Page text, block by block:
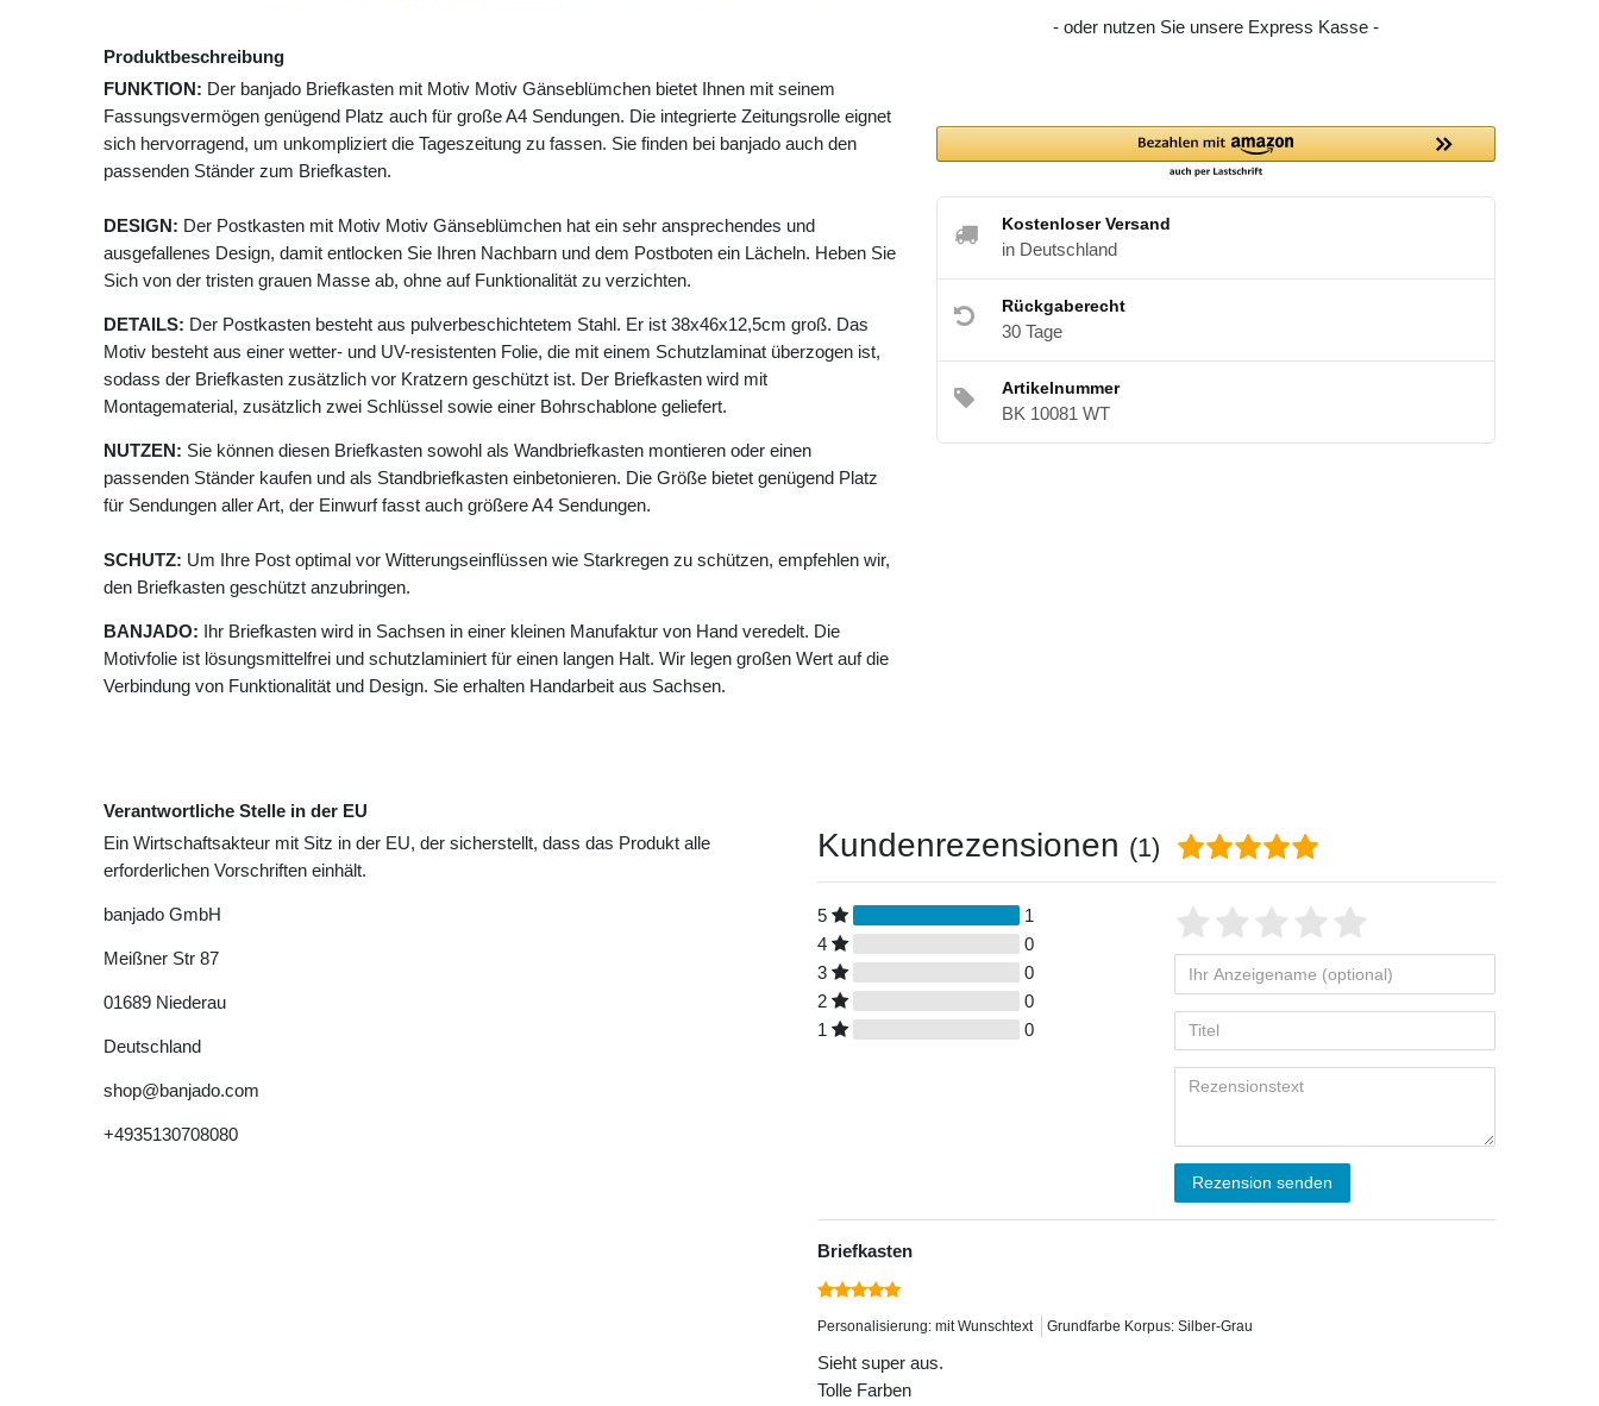
Produktbeschreibung
FUNKTION: Der banjado Briefkasten mit Motiv Motiv Gänseblümchen bietet Ihnen mit seinem
Fassungsvermögen genügend Platz auch für große A4 Sendungen. Die integrierte Zeitungsrolle eignet
sich hervorragend, um unkompliziert die Tageszeitung zu fassen. Sie finden bei banjado auch den
passenden Ständer zum Briefkasten.
DESIGN: Der Postkasten mit Motiv Motiv Gänseblümchen hat ein sehr ansprechendes und
ausgefallenes Design, damit entlocken Sie Ihren Nachbarn und dem Postboten ein Lächeln. Heben Sie
Sich von der tristen grauen Masse ab, ohne auf Funktionalität zu verzichten.
DETAILS: Der Postkasten besteht aus pulverbeschichtetem Stahl. Er ist 38x46x12,5cm groß. Das
Motiv besteht aus einer wetter- und UV-resistenten Folie, die mit einem Schutzlaminat überzogen ist,
sodass der Briefkasten zusätzlich vor Kratzern geschützt ist. Der Briefkasten wird mit
Montagematerial, zusätzlich zwei Schlüssel sowie einer Bohrschablone geliefert.
NUTZEN: Sie können diesen Briefkasten sowohl als Wandbriefkasten montieren oder einen
passenden Ständer kaufen und als Standbriefkasten einbetonieren. Die Größe bietet genügend Platz
für Sendungen aller Art, der Einwurf fasst auch größere A4 Sendungen.
SCHUTZ: Um Ihre Post optimal vor Witterungseinflüssen wie Starkregen zu schützen, empfehlen wir,
den Briefkasten geschützt anzubringen.
BANJADO: Ihr Briefkasten wird in Sachsen in einer kleinen Manufaktur von Hand veredelt. Die
Motivfolie ist lösungsmittelfrei und schutzlaminiert für einen langen Halt. Wir legen großen Wert auf die
Verbindung von Funktionalität und Design. Sie erhalten Handarbeit aus Sachsen.
- oder nutzen Sie unsere Express Kasse -
Kostenloser Versand
in Deutschland
Rückgaberecht
30 Tage
Artikelnummer
BK 10081 WT
Verantwortliche Stelle in der EU
Ein Wirtschaftsakteur mit Sitz in der EU, der sicherstellt, dass das Produkt alle
erforderlichen Vorschriften einhält.
banjado GmbH
Meißner Str 87
01689 Niederau
Deutschland
shop@banjado.com
+4935130708080
Kundenrezensionen (1)
5
1
4
0
3
0
2
0
1
0
Rezension senden
Briefkasten
Personalisierung: mit Wunschtext Grundfarbe Korpus: Silber-Grau
Sieht super aus.
Tolle Farben